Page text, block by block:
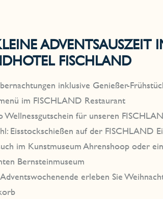
ADVENTSAUSZEIT
FISCHLAND
inklusive Genießer-
im FISCHLAND Restaurant
Wellnessgutschein für unseren
Eisstockschießen auf der FISCHLAND
im Kunstmuseum Ahrenshoop oder
Bernsteinmuseum
erleben Sie